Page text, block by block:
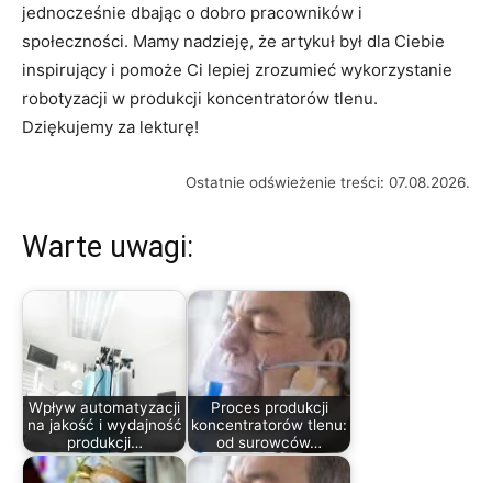
jednocześnie dbając o dobro pracowników ⁢i
społeczności. ⁢Mamy‌ nadzieję, że artykuł był dla Ciebie
‌inspirujący i pomoże Ci lepiej‍ zrozumieć wykorzystanie
robotyzacji w‌ produkcji koncentratorów ⁢tlenu.⁢
Dziękujemy⁤ za lekturę!
Ostatnie odświeżenie treści: 07.08.2026.
Warte uwagi:
Wpływ automatyzacji
na jakość i wydajność
produkcji…
Proces produkcji
koncentratorów tlenu:
od surowców…